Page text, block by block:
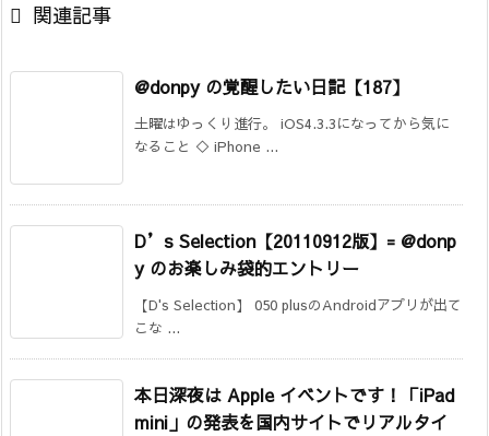
 関連記事
@donpy の覚醒したい日記【187】
土曜はゆっくり進行。 iOS4.3.3になってから気に
なること ◇ iPhone ...
D’s Selection【20110912版】= @donp
y のお楽しみ袋的エントリー
【D's Selection】 050 plusのAndroidアプリが出て
こな ...
本日深夜は Apple イベントです！「iPad
mini」の発表を国内サイトでリアルタイ